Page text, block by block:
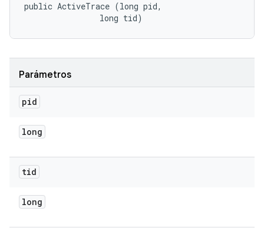
public ActiveTrace (long pid,
                long tid)
Parámetros
pid
long
tid
long